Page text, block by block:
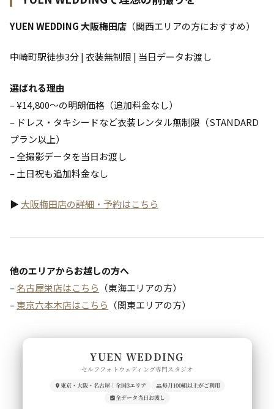
YUEN WEDDING 大阪梅田店 （関西エリアの方におすすめ）
中崎町駅徒歩3分 | 衣装無制限 | 当日データお渡し
選ばれる理由
– ¥14,800〜の明朗価格（追加料金なし）
– ドレス・タキシードなど衣装レンタル無制限（STANDARD
プラン以上）
– 全撮影データを当日お渡し
– 土日祝も追加料金なし
▶ 大阪梅田店の詳細・予約はこちら
他のエリアからお越しの方へ
–名古屋栄店はこちら （東海エリアの方）
–東京六本木店はこちら （関東エリアの方）
YUEN WEDDING
セルフフォトウェディング専門スタジオ
東京・大阪・名古屋｜全国3エリア
毎月100組以上がご利用
全データ当日お渡し